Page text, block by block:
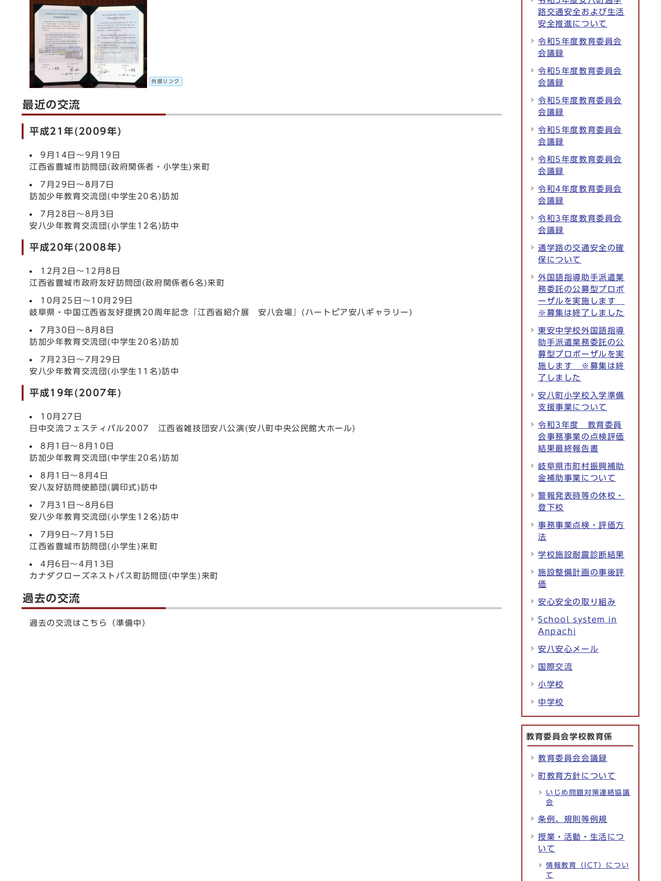
外部リンク
最近の交流
平成21年(2009年)
9月14日～9月19日
江西省豊城市訪問団(政府関係者・小学生)来町
7月29日～8月7日
訪加少年教育交流団(中学生20名)訪加
7月28日～8月3日
安八少年教育交流団(小学生12名)訪中
平成20年(2008年)
12月2日～12月8日
江西省豊城市政府友好訪問団(政府関係者6名)来町
10月25日～10月29日
岐阜県・中国江西省友好提携20周年記念『江西省紹介展 安八会場』(ハートピア安八ギャラリー)
7月30日～8月8日
訪加少年教育交流団(中学生20名)訪加
7月23日～7月29日
安八少年教育交流団(小学生11名)訪中
平成19年(2007年)
10月27日
日中交流フェスティバル2007 江西省雑技団安八公演(安八町中央公民館大ホール)
8月1日～8月10日
訪加少年教育交流団(中学生20名)訪加
8月1日～8月4日
安八友好訪問使節団(調印式)訪中
7月31日～8月6日
安八少年教育交流団(小学生12名)訪中
7月9日～7月15日
江西省豊城市訪問団(小学生)来町
4月6日～4月13日
カナダクローズネストパス町訪問団(中学生)来町
過去の交流
過去の交流はこちら（準備中）
路交通安全および生活
安全推進について
令和5年度教育委員会
会議録
令和5年度教育委員会
会議録
令和5年度教育委員会
会議録
令和5年度教育委員会
会議録
令和5年度教育委員会
会議録
令和4年度教育委員会
会議録
令和3年度教育委員会
会議録
通学路の交通安全の確
保について
外国語指導助手派遣業
務委託の公募型プロポ
ーザルを実施します
※募集は終了しました
東安中学校外国語指導
助手派遣業務委託の公
募型プロポーザルを実
施します ※募集は終
了しました
安八町小学校入学準備
支援事業について
令和3年度 教育委員
会事務事業の点検評価
結果最終報告書
岐阜県市町村振興補助
金補助事業について
警報発表時等の休校・
登下校
事務事業点検・評価方
法
学校施設耐震診断結果
施設整備計画の事後評
価
安心安全の取り組み
School system in
Anpachi
安八安心メール
国際交流
小学校
中学校
教育委員会学校教育係
教育委員会会議録
町教育方針について
いじめ問題対策連絡協議
会
条例、規則等例規
授業・活動・生活につ
いて
情報教育（ICT）につい
て